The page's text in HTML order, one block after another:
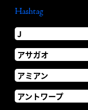
Hashtag
J
アサガオ
アミアン
アントワープ